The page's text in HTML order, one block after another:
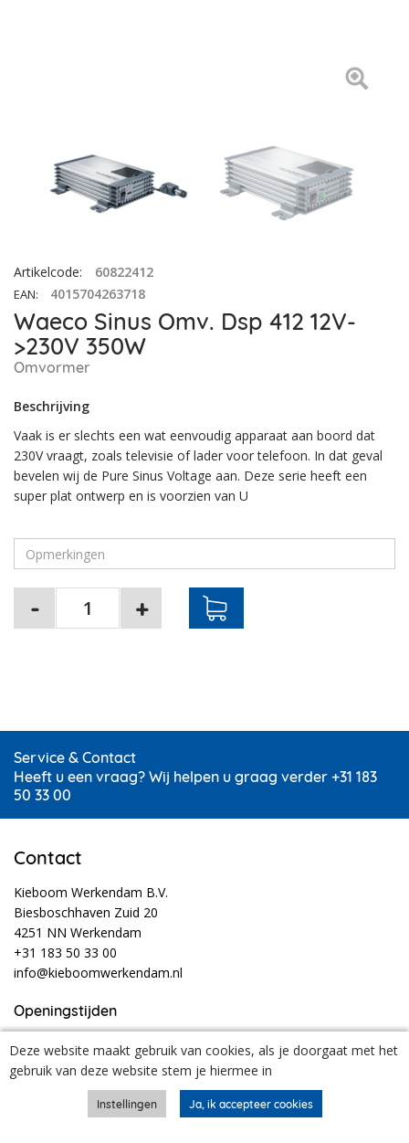
Deze website maakt gebruik van cookies, als je doorgaat met het
gebruik van deze website stem je hiermee in
Artikelcode: 60822412
EAN: 4015704263718
Waeco Sinus Omv. Dsp 412 12V-
>230V 350W
Omvormer
Beschrijving
Vaak is er slechts een wat eenvoudig apparaat aan boord dat
230V vraagt, zoals televisie of lader voor telefoon. In dat geval
bevelen wij de Pure Sinus Voltage aan. Deze serie heeft een
super plat ontwerp en is voorzien van U
Service & Contact
Heeft u een vraag? Wij helpen u graag verder +31 183
50 33 00
Contact
Kieboom Werkendam B.V.
Biesboschhaven Zuid 20
4251 NN Werkendam
+31 183 50 33 00
info@kieboomwerkendam.nl
Openingstijden
Ma t/m vr
- 17:30
Ma t/m do
18:30 - 20:00
Za
08:00 - 12:30
Tijdens vakanties en feestdagen kunnen onze openingstijden afwijken.